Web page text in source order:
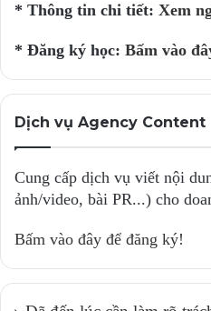
* Thông tin chi tiết: Xem
* Đăng ký học: Bấm vào
Dịch vụ Agency Content
Cung cấp dịch vụ viết nội
ảnh/video, bài PR...) cho
Bấm vào đây để đăng ký!